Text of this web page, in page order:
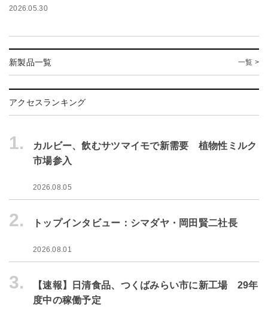
2026.05.30
新製品一覧 一覧 >
アクセスランキング
1.
カルビー、飲むサツマイモで新需要 植物性ミルク
市場参入
2026.08.05
2. トップインタビュー：シマダヤ・岡田賢二社長
2026.08.01
3.
【速報】日清食品、つくばみらい市に新工場 29年
度中の稼働予定